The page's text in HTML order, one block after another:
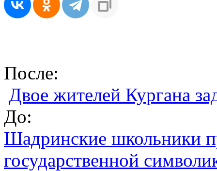
После:
Двое жителей Кургана
До:
Шадринские школьники
государственной